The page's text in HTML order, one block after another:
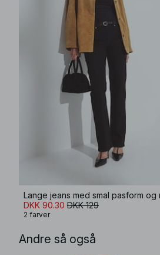
DKK 90.30 DKK 129
2 farver
Andre så også